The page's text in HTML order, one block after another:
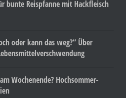
bunte Reispfanne mit Hackfleisch
oder kann das weg?“ Über
Wochenende? Hochsommer-